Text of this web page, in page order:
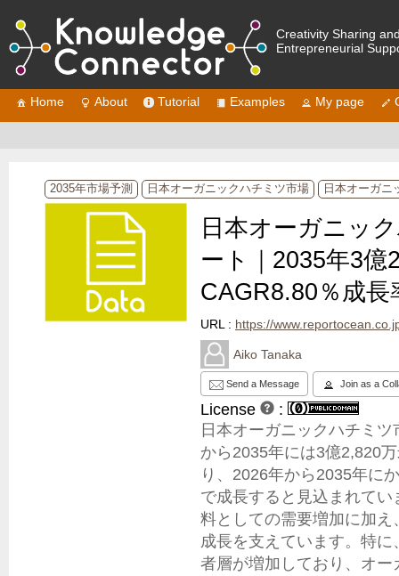
Creativity Sharing
Entrepreneurial
Home About Tutorial Examples My page
2035年市場予測 日本オーガニックハチミツ市場 日本オーガニ
日本オーガニッ
ート｜2035年3億
CAGR8.80％成長
URL : https://www.reportocean.co.jp/
Aiko Tanaka
Send a Message Join as a
License
:
日本オーガニックハチミ
から2035年には3億2,820
り、2026年から2035年に
で成長すると見込まれて
料としての需要増加に加
成長を支えています。特
者層が増加しており、オ